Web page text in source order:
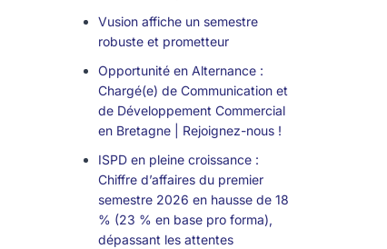
Vusion affiche un semestre
robuste et prometteur
Opportunité en Alternance :
Chargé(e) de Communication et
de Développement Commercial
en Bretagne | Rejoignez-nous !
ISPD en pleine croissance :
Chiffre d’affaires du premier
semestre 2026 en hausse de 18
% (23 % en base pro forma),
dépassant les attentes